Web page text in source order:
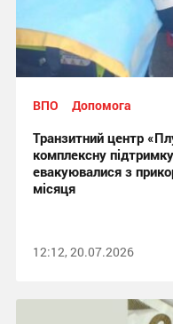
ВПО Допомога
Транзитний центр
комплексну
евакуювалися з
місяця
12:12, 20.07.2026